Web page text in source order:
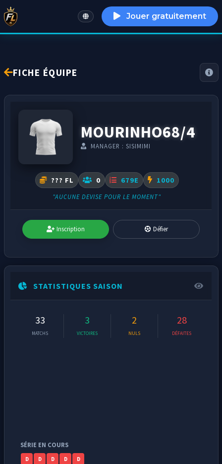
English Jouer gratuitement
FICHE ÉQUIPE
MOURINHO68/4
MANAGER : SISIMIMI
??? FL 0 679E 1000
"AUCUNE DEVISE POUR LE MOMENT"
Inscription Défier
STATISTIQUES SAISON
33
MATCHS
3
VICTOIRES
2
NULS
28
DÉFAITES
SÉRIE EN COURS
D D D D D